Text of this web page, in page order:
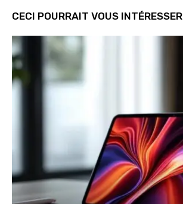
CECI POURRAIT VOUS INTÉRESSER